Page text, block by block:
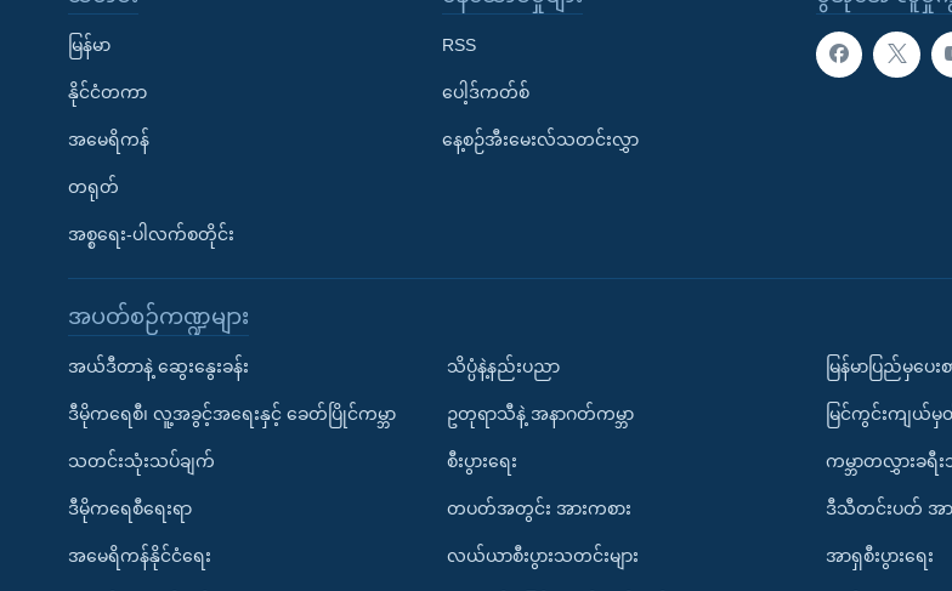
မြန်မာ
နိုင်ငံတကာ
အမေရိကန်
တရုတ်
အစ္စရေး-ပါလက်စတိုင်း
RSS
ပေါ့ဒ်ကတ်စ်
နေ့စဉ်အီးမေးလ်သတင်းလွှာ
အပတ်စဉ်ကဏ္ဍများ
အယ်ဒီတာနဲ့ ဆွေးနွေးခန်း
ဒီမိုကရေစီ၊ လူ့အခွင့်အရေးနှင့် ခေတ်ပြိုင်ကမ္ဘာ
သတင်းသုံးသပ်ချက်
ဒီမိုကရေစီရေးရာ
အမေရိကန်နိုင်ငံရေး
သိပ္ပံနဲ့နည်းပညာ
ဥတုရာသီနဲ့ အနာဂတ်ကမ္ဘာ
စီးပွားရေး
တပတ်အတွင်း အားကစား
လယ်ယာစီးပွားသတင်းများ
မြန်မာပြည်မှပေး
မြင်ကွင်းကျယ်မှတ်
ကမ္ဘာတလွှားခရီး
ဒီသီတင်းပတ် အာ
အာရှစီးပွားရေး